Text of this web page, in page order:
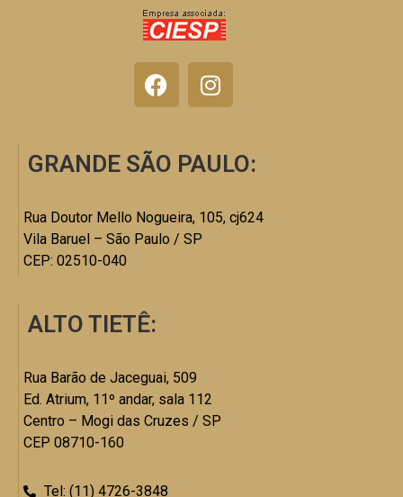
GRANDE SÃO PAULO:
Rua Doutor Mello Nogueira, 105, cj624
Vila Baruel – São Paulo / SP
CEP: 02510-040
ALTO TIETÊ:
Rua Barão de Jaceguai, 509
Ed. Atrium, 11º andar, sala 112
Centro – Mogi das Cruzes / SP
CEP 08710-160
Tel: (11) 4726-3848